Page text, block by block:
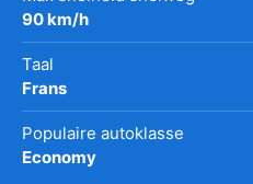
90 km/h
Taal
Frans
Populaire autoklasse
Economy